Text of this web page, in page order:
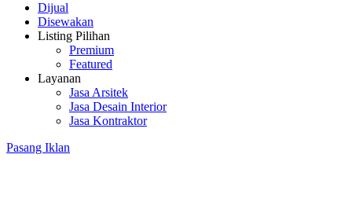
Dijual
Disewakan
Listing Pilihan
Premium
Featured
Layanan
Jasa Arsitek
Jasa Desain Interior
Jasa Kontraktor
Pasang Iklan